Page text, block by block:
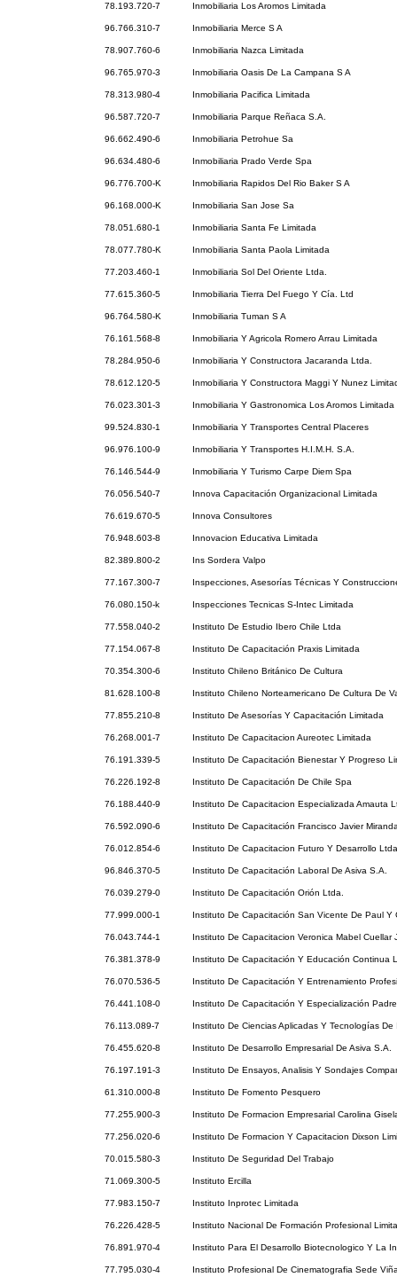
78.193.720-7 Inmobiliaria Los Aromos Limitada
96.766.310-7 Inmobiliaria Merce S A
78.907.760-6 Inmobiliaria Nazca Limitada
96.765.970-3 Inmobiliaria Oasis De La Campana S A
78.313.980-4 Inmobiliaria Pacifica Limitada
96.587.720-7 Inmobiliaria Parque Reñaca S.A.
96.662.490-6 Inmobiliaria Petrohue Sa
96.634.480-6 Inmobiliaria Prado Verde Spa
96.776.700-K Inmobiliaria Rapidos Del Rio Baker S A
96.168.000-K Inmobiliaria San Jose Sa
78.051.680-1 Inmobiliaria Santa Fe Limitada
78.077.780-K Inmobiliaria Santa Paola Limitada
77.203.460-1 Inmobiliaria Sol Del Oriente Ltda.
77.615.360-5 Inmobiliaria Tierra Del Fuego Y Cía. Ltd
96.764.580-K Inmobiliaria Tuman S A
76.161.568-8 Inmobiliaria Y Agricola Romero Arrau Limitada
78.284.950-6 Inmobiliaria Y Constructora Jacaranda Ltda.
78.612.120-5 Inmobiliaria Y Constructora Maggi Y Nunez
76.023.301-3 Inmobiliaria Y Gastronomica Los Aromos Limitada
99.524.830-1 Inmobiliaria Y Transportes Central Placeres
96.976.100-9 Inmobiliaria Y Transportes H.I.M.H. S.A.
76.146.544-9 Inmobiliaria Y Turismo Carpe Diem Spa
76.056.540-7 Innova Capacitación Organizacional Limitada
76.619.670-5 Innova Consultores
76.948.603-8 Innovacion Educativa Limitada
82.389.800-2 Ins Sordera Valpo
77.167.300-7 Inspecciones, Asesorías Técnicas Y
76.080.150-k Inspecciones Tecnicas S-Intec Limitada
77.558.040-2 Instituto De Estudio Ibero Chile Ltda
77.154.067-8 Instituto De Capacitación Praxis Limitada
70.354.300-6 Instituto Chileno Británico De Cultura
81.628.100-8 Instituto Chileno Norteamericano De Cultura De
77.855.210-8 Instituto De Asesorías Y Capacitación Limitada
76.268.001-7 Instituto De Capacitacion Aureotec Limitada
76.191.339-5 Instituto De Capacitación Bienestar Y Progreso
76.226.192-8 Instituto De Capacitación De Chile Spa
76.188.440-9 Instituto De Capacitacion Especializada Amauta
76.592.090-6 Instituto De Capacitación Francisco Javier
76.012.854-6 Instituto De Capacitacion Futuro Y Desarrollo Ltda
96.846.370-5 Instituto De Capacitación Laboral De Asiva S.A.
76.039.279-0 Instituto De Capacitación Orión Ltda.
77.999.000-1 Instituto De Capacitación San Vicente De Paul Y
76.043.744-1 Instituto De Capacitacion Veronica Mabel Cuellar
76.381.378-9 Instituto De Capacitación Y Educación Continua
76.070.536-5 Instituto De Capacitación Y Entrenamiento
76.441.108-0 Instituto De Capacitación Y Especialización
76.113.089-7 Instituto De Ciencias Aplicadas Y Tecnologías De
76.455.620-8 Instituto De Desarrollo Empresarial De Asiva S.A.
76.197.191-3 Instituto De Ensayos, Analisis Y Sondajes
61.310.000-8 Instituto De Fomento Pesquero
77.255.900-3 Instituto De Formacion Empresarial Carolina
77.256.020-6 Instituto De Formacion Y Capacitacion Dixson
70.015.580-3 Instituto De Seguridad Del Trabajo
71.069.300-5 Instituto Ercilla
77.983.150-7 Instituto Inprotec Limitada
76.226.428-5 Instituto Nacional De Formación Profesional
76.891.970-4 Instituto Para El Desarrollo Biotecnologico Y La
77.795.030-4 Instituto Profesional De Cinematografia Sede